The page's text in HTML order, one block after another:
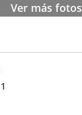
Ver más fotos
1